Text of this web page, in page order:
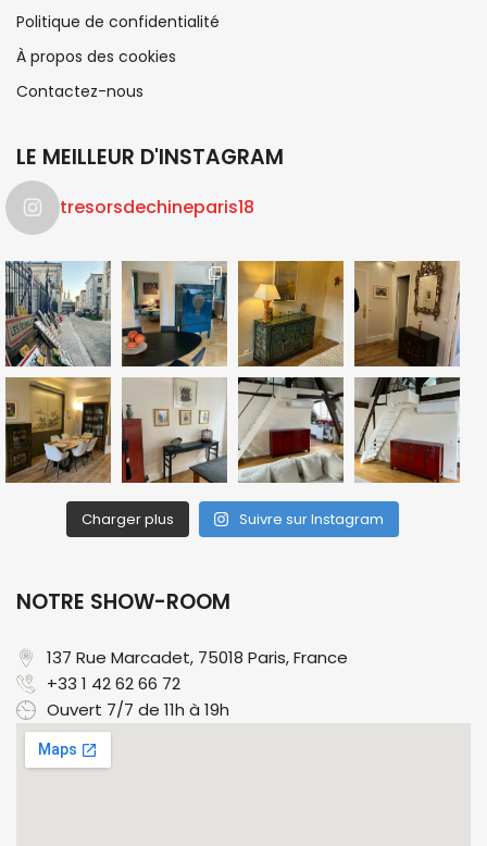
Politique de confidentialité
À propos des cookies
Contactez-nous
LE MEILLEUR D'INSTAGRAM
tresorsdechineparis18
Charger plus Suivre sur Instagram
NOTRE SHOW-ROOM
137 Rue Marcadet, 75018 Paris, France​
+33 1 42 62 66 72
Ouvert 7/7 de 11h à 19h